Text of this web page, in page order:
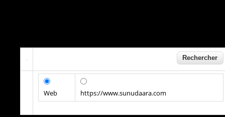
Web https://www.sunudaara.com